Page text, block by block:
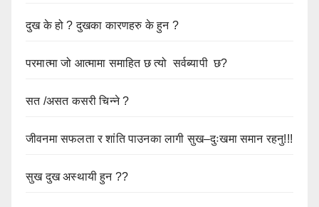
दुख के हो ? दुखका कारणहरु के हुन ?
परमात्मा जो आत्मामा समाहित छ त्यो सर्वब्यापी छ?
सत /असत कसरी चिन्ने ?
जीवनमा सफलता र शांति पाउनका लागी सुख–दुःखमा समान रहनु!!!
सुख दुख अस्थायी हुन ??